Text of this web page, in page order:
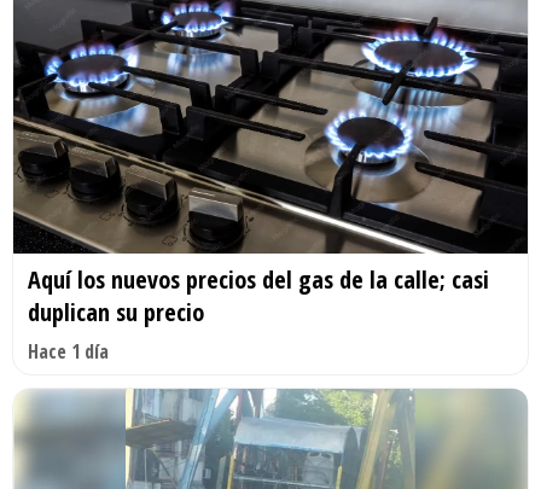
Aquí los nuevos precios del gas de la calle; casi
duplican su precio
Hace 1 día